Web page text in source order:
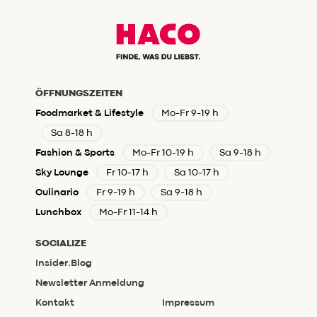
ÖFFNUNGSZEITEN
Foodmarket & Lifestyle Mo-Fr 9-19 h
Sa 8-18 h
Fashion & Sports Mo-Fr 10-19 h Sa 9-18 h
Sky Lounge Fr 10-17 h Sa 10-17 h
Culinario Fr 9-19 h Sa 9-18 h
Lunchbox Mo-Fr 11-14 h
SOCIALIZE
Insider.Blog
Newsletter Anmeldung
Kontakt Impressum